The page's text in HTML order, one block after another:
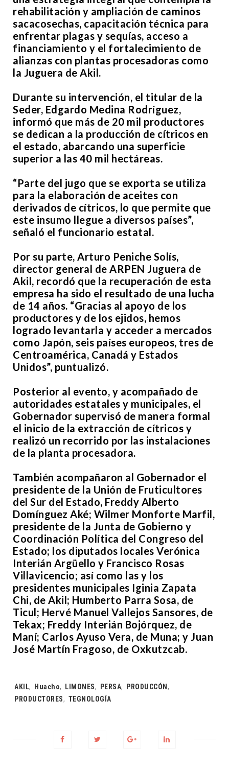
rehabilitación y ampliación de caminos
sacacosechas, capacitación técnica para
enfrentar plagas y sequías, acceso a
financiamiento y el fortalecimiento de
alianzas con plantas procesadoras como
la Juguera de Akil.
Durante su intervención, el titular de la
Seder, Edgardo Medina Rodríguez,
informó que más de 20 mil productores
se dedican a la producción de cítricos en
el estado, abarcando una superficie
superior a las 40 mil hectáreas.
“Parte del jugo que se exporta se utiliza
para la elaboración de aceites con
derivados de cítricos, lo que permite que
este insumo llegue a diversos países”,
señaló el funcionario estatal.
Por su parte, Arturo Peniche Solís,
director general de ARPEN Juguera de
Akil, recordó que la recuperación de esta
empresa ha sido el resultado de una lucha
de 14 años. “Gracias al apoyo de los
productores y de los ejidos, hemos
logrado levantarla y acceder a mercados
como Japón, seis países europeos, tres de
Centroamérica, Canadá y Estados
Unidos”, puntualizó.
Posterior al evento, y acompañado de
autoridades estatales y municipales, el
Gobernador supervisó de manera formal
el inicio de la extracción de cítricos y
realizó un recorrido por las instalaciones
de la planta procesadora.
También acompañaron al Gobernador el
presidente de la Unión de Fruticultores
del Sur del Estado, Freddy Alberto
Domínguez Aké; Wilmer Monforte Marfil,
presidente de la Junta de Gobierno y
Coordinación Política del Congreso del
Estado; los diputados locales Verónica
Interián Argüello y Francisco Rosas
Villavicencio; así como las y los
presidentes municipales Iginia Zapata
Chi, de Akil; Humberto Parra Sosa, de
Ticul; Hervé Manuel Vallejos Sansores, de
Tekax; Freddy Interián Bojórquez, de
Maní; Carlos Ayuso Vera, de Muna; y Juan
José Martín Fragoso, de Oxkutzcab.
Tags:
AKIL, Huacho, LIMONES, PERSA, PRODUCCÓN,
PRODUCTORES, TEGNOLOGÍA